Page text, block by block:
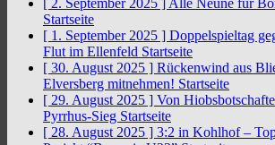
[ 2. September 2025 ] Alle Neune für
Startseite
[ 1. September 2025 ] Doppelspieltag
Flut im Ellenfeld Startseite
[ 30. August 2025 ] Rückenwind aus
Elversberg mitnehmen! Startseite
[ 29. August 2025 ] Von
Pyrrhus-Sieg Startseite
[ 28. August 2025 ] 3:2 in Kohlhof –